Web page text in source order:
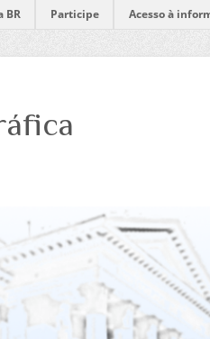
BR Participe Acesso à